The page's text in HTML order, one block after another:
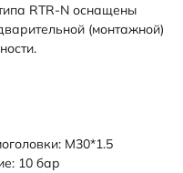
RTR-N оснащены
(монтажной)
M30*1.5
10 бар